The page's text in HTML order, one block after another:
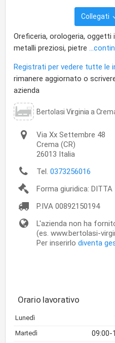
Collegati
Oreficeria, orologeria, oggetti
metalli preziosi, pietre
Registrati per vedere tutte le
rimanere aggiornato o
azienda
Bertolasi Virginia a
Via Xx Settembre 48
Crema (CR)
26013 Italia
Tel. 0373256016
Forma giuridica: DITTA
P.IVA 00892150194
L'azienda non ha
(es. www.bertolasi-
Per inserirlo diventa
Orario lavorativo
Lunedì
Martedì 09:00-